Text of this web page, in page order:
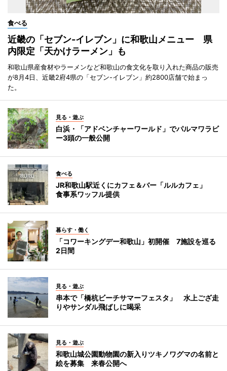
食べる
近畿の「セブン-イレブン」に和歌山メニュー 県
内限定「天かけラーメン」も
和歌山県産食材やラーメンなど和歌山の食文化を取り入れた商品の販売
が8月4日、近畿2府4県の「セブン-イレブン」約2800店舗で始まっ
た。
見る・遊ぶ
白浜・「アドベンチャーワールド」でパルマワラビ
ー3頭の一般公開
食べる
JR和歌山駅近くにカフェ＆バー「ルルカフェ」
食事系ワッフル提供
暮らす・働く
「コワーキングデー和歌山」初開催 7施設を巡る
2日間
見る・遊ぶ
串本で「橋杭ビーチサマーフェスタ」 水上ござ走
りやサンダル飛ばしに喝采
見る・遊ぶ
和歌山城公園動物園の新入りツキノワグマの名前と
絵を募集 来春公開へ